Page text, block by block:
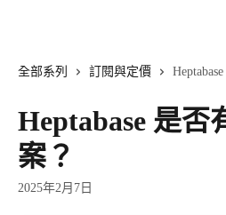
全部系列 訂閱與定價
Heptabase 是否
案？
2025年2月7日